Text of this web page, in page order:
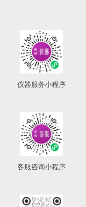
仪器服务小程序
客服咨询小程序